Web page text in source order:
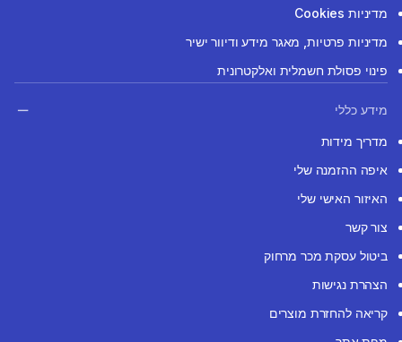
מדיניות Cookies
מדיניות פרטיות, מאגר מידע ודיוור ישיר
פינוי פסולת חשמלית ואלקטרונית
מידע כללי
מדריך מידות
איפה ההזמנה שלי
האיזור האישי שלי
צור קשר
ביטול עסקת מכר מרחוק
הצהרת נגישות
קריאה להחזרת מוצרים